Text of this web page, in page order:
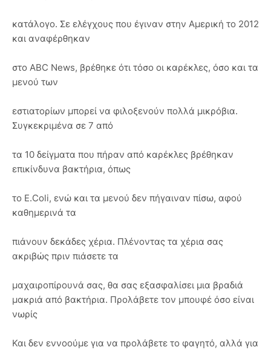
κατάλογο. Σε ελέγχους που έγιναν στην Αμερική το 2012
και αναφέρθηκαν
στο ABC News, βρέθηκε ότι τόσο οι καρέκλες, όσο και τα
μενού των
εστιατορίων μπορεί να φιλοξενούν πολλά μικρόβια.
Συγκεκριμένα σε 7 από
τα 10 δείγματα που πήραν από καρέκλες βρέθηκαν
επικίνδυνα βακτήρια, όπως
το E.Coli, ενώ και τα μενού δεν πήγαιναν πίσω, αφού
καθημερινά τα
πιάνουν δεκάδες χέρια. Πλένοντας τα χέρια σας
ακριβώς πριν πιάσετε τα
μαχαιροπίρουνά σας, θα σας εξασφαλίσει μια βραδιά
μακριά από βακτήρια. Προλάβετε τον μπουφέ όσο είναι
νωρίς
Και δεν εννοούμε για να προλάβετε το φαγητό, αλλά για